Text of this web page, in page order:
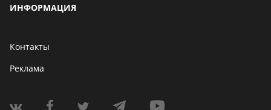
ИНФОРМАЦИЯ
Контакты
Реклама